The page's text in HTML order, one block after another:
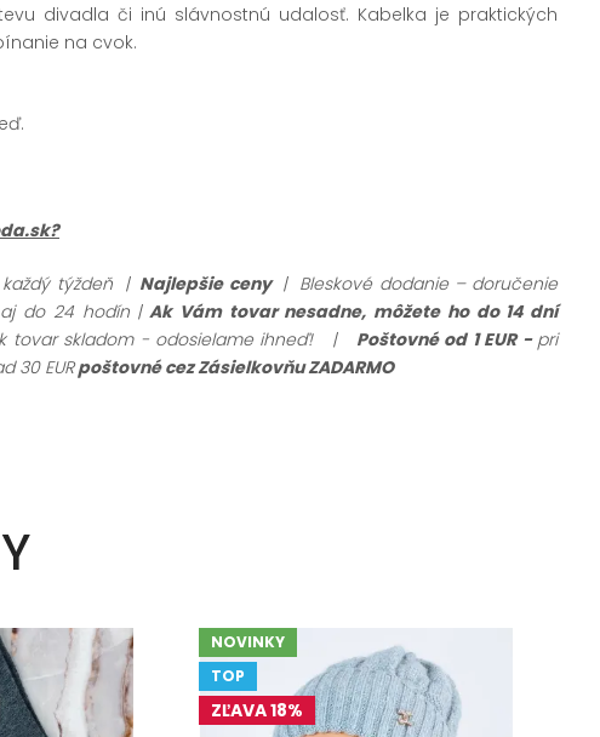
divadla či inú slávnostnú udalosť. Kabelka je praktických
na cvok.
týždeň |Najlepšie ceny | Bleskové dodanie – doručenie
do 24 hodín |Ak Vám tovar nesadne, môžete ho do 14 dní
tovar skladom - odosielame ihneď! | Poštovné od 1 EUR - pri
30 EURpoštovné cez Zásielkovňu ZADARMO
NOVINKY
TOP
ZĽAVA 18%